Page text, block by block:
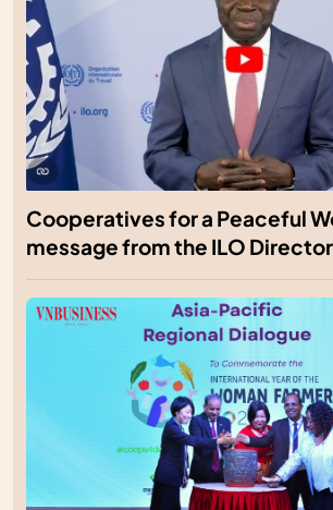
Cooperatives for a Peaceful
message from the ILO